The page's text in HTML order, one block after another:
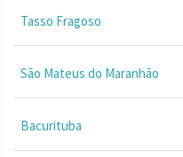
Tasso Fragoso
São Mateus do Maranhão
Bacurituba